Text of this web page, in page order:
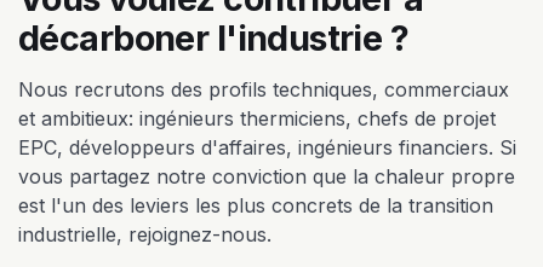
décarboner l'industrie ?
Nous recrutons des profils techniques, commerciaux
et ambitieux: ingénieurs thermiciens, chefs de projet
EPC, développeurs d'affaires, ingénieurs financiers. Si
vous partagez notre conviction que la chaleur propre
est l'un des leviers les plus concrets de la transition
industrielle, rejoignez-nous.